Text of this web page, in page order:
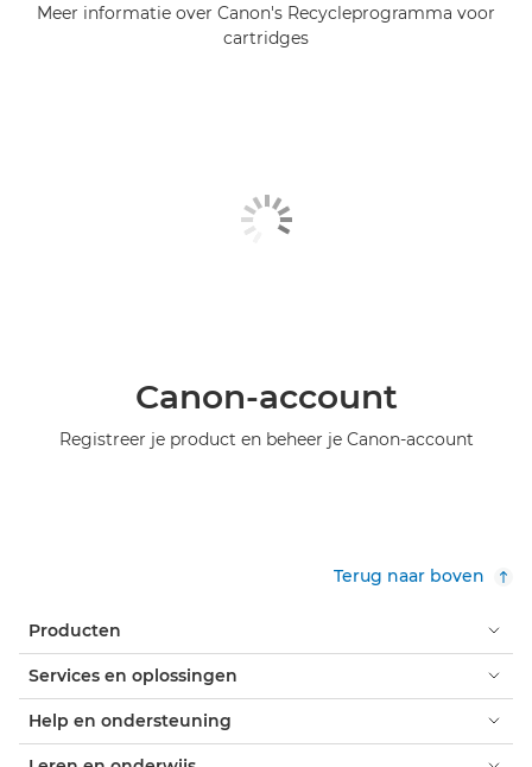
Meer informatie over Canon's Recycleprogramma voor
cartridges
Canon-account
Registreer je product en beheer je Canon-account
Terug naar boven
Producten
Services en oplossingen
Help en ondersteuning